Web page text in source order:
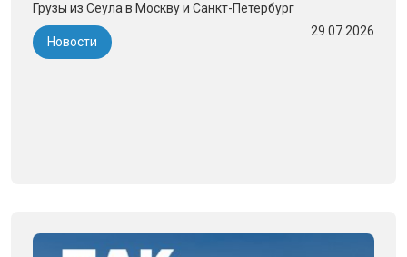
Грузы из Сеула в Москву и Санкт-Петербург
Новости
29.07.2026